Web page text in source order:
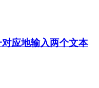
应地输入两个文本